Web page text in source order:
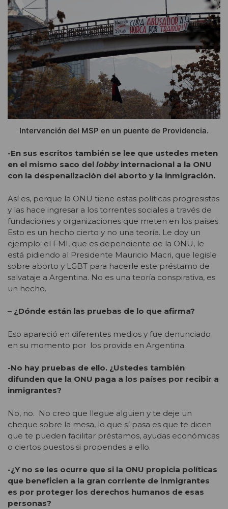
Intervención del MSP en un puente de Providencia.
-En sus escritos también se lee que ustedes meten
en el mismo saco del lobbyinternacional a la ONU
con la despenalización del aborto y la inmigración.
Así es, porque la ONU tiene estas políticas progresistas
y las hace ingresar a los torrentes sociales a través de
fundaciones y organizaciones que meten en los países.
Esto es un hecho cierto y no una teoría. Le doy un
ejemplo: el FMI, que es dependiente de la ONU, le
está pidiendo al Presidente Mauricio Macri, que legisle
sobre aborto y LGBT para hacerle este préstamo de
salvataje a Argentina. No es una teoría conspirativa, es
un hecho.
– ¿Dónde están las pruebas de lo que afirma?
Eso apareció en diferentes medios y fue denunciado
en su momento por los provida en Argentina.
-No hay pruebas de ello. ¿Ustedes también
difunden que la ONU paga a los países por recibir a
inmigrantes?
No, no. No creo que llegue alguien y te deje un
cheque sobre la mesa, lo que sí pasa es que te dicen
que te pueden facilitar préstamos, ayudas económicas
o ciertos puestos si propendes a ello.
-¿Y no se les ocurre que si la ONU propicia políticas
que beneficien a la gran corriente de inmigrantes
es por proteger los derechos humanos de esas
personas?